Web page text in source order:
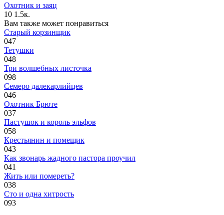
Охотник и заяц
10 1.5к.
Вам также может понравиться
Старый корзинщик
047
Тетушки
048
Три волшебных листочка
098
Семеро далекарлийцев
046
Охотник Брюте
037
Пастушок и король эльфов
058
Крестьянин и помещик
043
Как звонарь жадного пастора проучил
041
Жить или помереть?
038
Сто и одна хитрость
093